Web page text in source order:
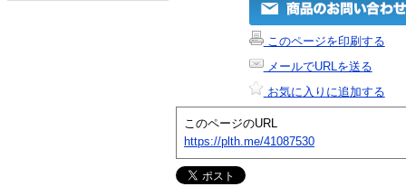
このページを印刷する
メールでURLを送る
お気に入りに追加する
このページのURL
https://plth.me/41087530